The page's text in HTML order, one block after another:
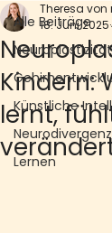
Alle Beiträge
Neuroplastizität
Künstliche
Neurodivergenz
Lernen
Kindern:
lernt,
Theresa von
18. Juni 2025